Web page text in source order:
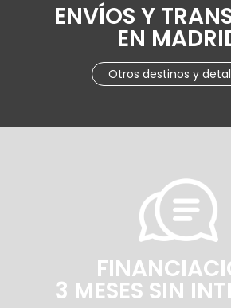
ENVÍOS Y
EN
Otros destinos y
3 MESES SIN